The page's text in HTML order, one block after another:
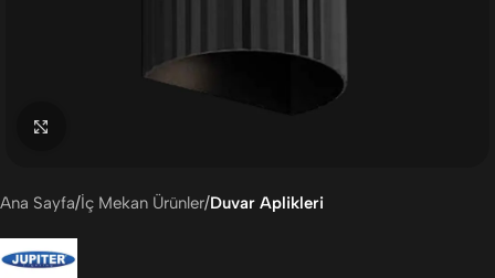
Ana Sayfa İç Mekan Ürünler Duvar Aplikleri